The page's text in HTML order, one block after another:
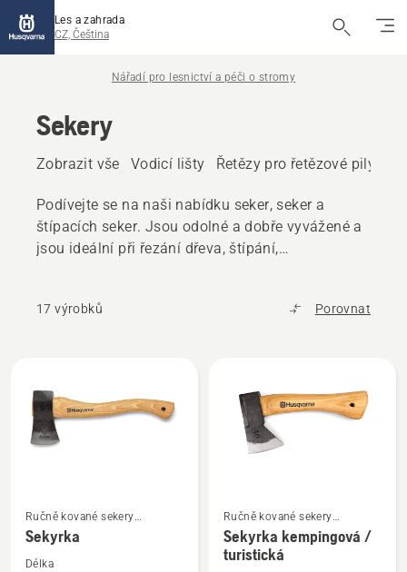
Les a zahrada
CZ, Čeština
Nářadí pro lesnictví a péči o stromy
Sekery
Zobrazit vše Vodicí lišty Řetězy pro řetězové pily
Podívejte se na naši nabídku seker, seker a
štípacích seker. Jsou odolné a dobře vyvážené a
jsou ideální při řezání dřeva, štípání,
17 výrobků Porovnat
výrobky
Zobrazit
více
informací
Ručně kované sekery
s dřevěnými topůrky
Sekyrka
Délka
Zobrazit
více
informací
Ručně kované sekery
s dřevěnými topůrky
Sekyrka kempingová /
turistická